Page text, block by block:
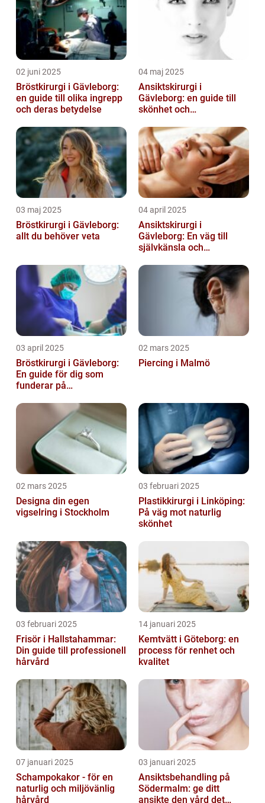
02 juni 2025
Bröstkirurgi i Gävleborg:
en guide till olika ingrepp
och deras betydelse
04 maj 2025
Ansiktskirurgi i
Gävleborg: en guide till
skönhet och
03 maj 2025
Bröstkirurgi i Gävleborg:
allt du behöver veta
04 april 2025
Ansiktskirurgi i
Gävleborg: En väg till
självkänsla och
03 april 2025
Bröstkirurgi i Gävleborg:
En guide för dig som
funderar på
02 mars 2025
Piercing i Malmö
02 mars 2025
Designa din egen
vigselring i Stockholm
03 februari 2025
Plastikkirurgi i Linköping:
På väg mot naturlig
skönhet
03 februari 2025
Frisör i Hallstahammar:
Din guide till professionell
hårvård
14 januari 2025
Kemtvätt i Göteborg: en
process för renhet och
kvalitet
07 januari 2025
Schampokakor - för en
naturlig och miljövänlig
hårvård
03 januari 2025
Ansiktsbehandling på
Södermalm: ge ditt
ansikte den vård det